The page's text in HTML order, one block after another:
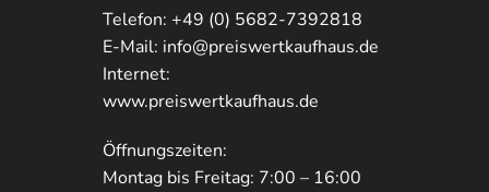
Telefon: +49 (0) 5682-7392818
E-Mail: info@preiswertkaufhaus.de
Internet:
www.preiswertkaufhaus.de
Öffnungszeiten:
Montag bis Freitag: 7:00 – 16:00